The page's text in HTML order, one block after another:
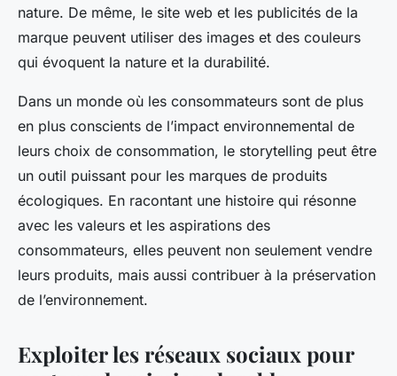
nature. De même, le site web et les publicités de la
marque peuvent utiliser des images et des couleurs
qui évoquent la nature et la durabilité.
Dans un monde où les consommateurs sont de plus
en plus conscients de l’impact environnemental de
leurs choix de consommation, le storytelling peut être
un outil puissant pour les marques de produits
écologiques. En racontant une histoire qui résonne
avec les valeurs et les aspirations des
consommateurs, elles peuvent non seulement vendre
leurs produits, mais aussi contribuer à la préservation
de l’environnement.
Exploiter les réseaux sociaux pour